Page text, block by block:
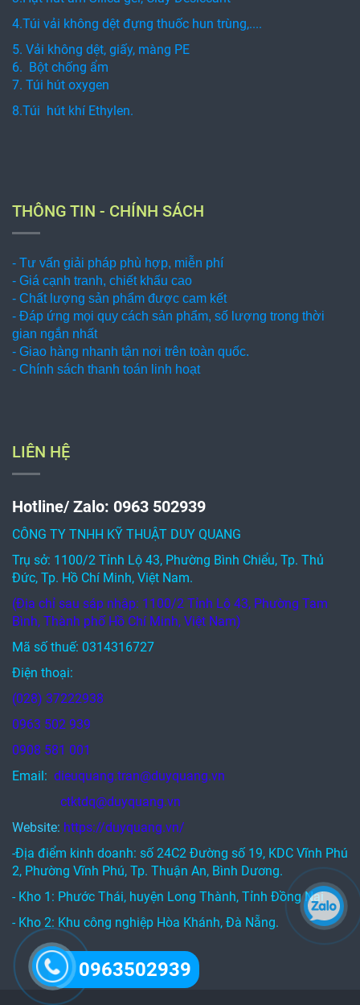
4.Túi vải không dệt đựng thuốc hun trùng,....
5. Vải không dệt, giấy, màng PE
6. Bột chống ẩm
7. Túi hút oxygen
8.Túi hút khí Ethylen.
THÔNG TIN - CHÍNH SÁCH
- Tư vấn giải pháp phù hợp, miễn phí
- Giá cạnh tranh, chiết khấu cao
- Chất lượng sản phẩm được cam kết
- Đáp ứng mọi quy cách sản phẩm, số lượng trong thời
gian ngắn nhất
- Giao hàng nhanh tận nơi trên toàn quốc.
- Chính sách thanh toán linh hoạt
LIÊN HỆ
Hotline/ Zalo: 0963 502939
CÔNG TY TNHH KỸ THUẬT DUY QUANG
Trụ sở: 1100/2 Tỉnh Lộ 43, Phường Bình Chiểu, Tp. Thủ
Đức, Tp. Hồ Chí Minh, Việt Nam.
(Địa chỉ sau sáp nhập: 1100/2 Tỉnh Lộ 43, Phường Tam
Bình, Thành phố Hồ Chí Minh, Việt Nam)
Mã số thuế: 0314316727
Điện thoại:
(028) 37222938
0963 502 939
0908 581 001
Email: dieuquang.tran@duyquang.vn
ctktdq@duyquang.vn
Website: https://duyquang.vn/
-Địa điểm kinh doanh: số 24C2 Đường số 19, KDC Vĩnh Phú
2, Phường Vĩnh Phú, Tp. Thuận An, Bình Dương.
- Kho 1: Phước Thái, huyện Long Thành, Tỉnh Đồng Nai
- Kho 2: Khu công nghiệp Hòa Khánh, Đà Nẵng.
0963502939